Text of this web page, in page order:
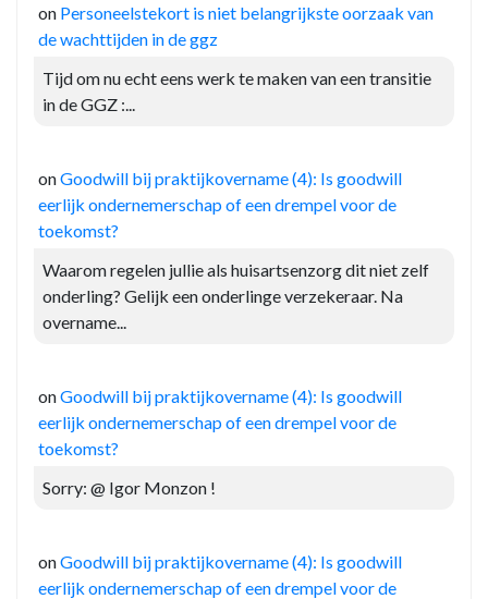
on Personeelstekort is niet belangrijkste oorzaak van
de wachttijden in de ggz
Tijd om nu echt eens werk te maken van een transitie
in de GGZ :...
onGoodwill bij praktijkovername (4): Is goodwill
eerlijk ondernemerschap of een drempel voor de
toekomst?
Waarom regelen jullie als huisartsenzorg dit niet zelf
onderling? Gelijk een onderlinge verzekeraar. Na
overname...
onGoodwill bij praktijkovername (4): Is goodwill
eerlijk ondernemerschap of een drempel voor de
toekomst?
Sorry: @ Igor Monzon !
onGoodwill bij praktijkovername (4): Is goodwill
eerlijk ondernemerschap of een drempel voor de